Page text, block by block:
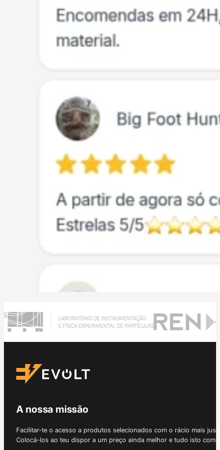
A nossa missão
Facilitar-te o acesso a produtos selecionados com o rácio mais
Colocá-los ao teu dispor a um preço ainda melhor e tudo isto